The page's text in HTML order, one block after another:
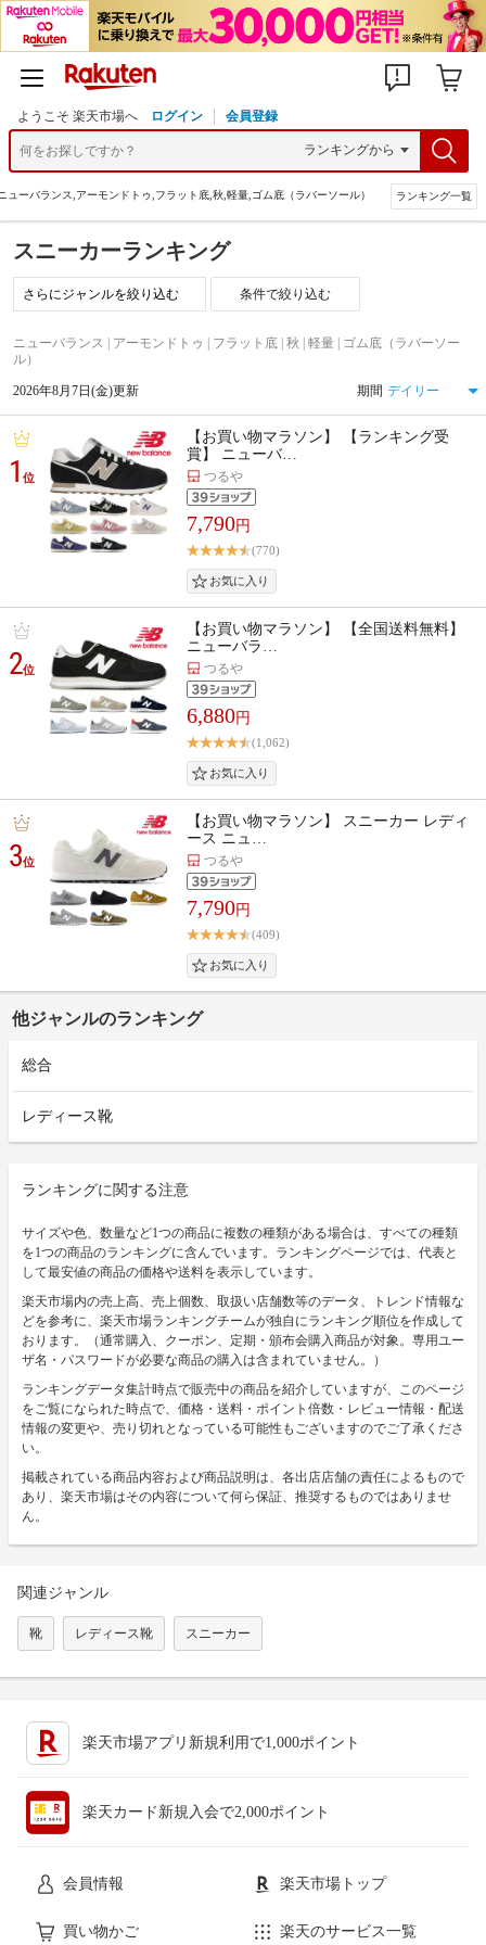
ようこそ 楽天市場へ ログイン 会員登録
ューバランス,アーモンドトゥ,フラット底,秋,軽量,ゴム底（ラバーソール） ランキング一覧
スニーカーランキング
条件で絞り込む
ニューバランス | アーモンドトゥ | フラット底 | 秋 | 軽量 | ゴム底（ラバーソー
ル）
2026年8月7日(金)更新 期間
1位
【お買い物マラソン】 【ランキング受
賞】 ニューバ…
つるや
7,790円
(770)
2位
【お買い物マラソン】 【全国送料無料】
ニューバラ…
つるや
6,880円
(1,062)
3位
【お買い物マラソン】 スニーカー レディ
ース ニュ…
つるや
7,790円
(409)
他ジャンルのランキング
総合
レディース靴
ランキングに関する注意
サイズや色、数量など1つの商品に複数の種類がある場合は、すべての種類
を1つの商品のランキングに含んでいます。ランキングページでは、代表と
して最安値の商品の価格や送料を表示しています。
楽天市場内の売上高、売上個数、取扱い店舗数等のデータ、トレンド情報な
どを参考に、楽天市場ランキングチームが独自にランキング順位を作成して
おります。（通常購入、クーポン、定期・頒布会購入商品が対象。専用ユー
ザ名・パスワードが必要な商品の購入は含まれていません。）
ランキングデータ集計時点で販売中の商品を紹介していますが、このページ
をご覧になられた時点で、価格・送料・ポイント倍数・レビュー情報・配送
情報の変更や、売り切れとなっている可能性もございますのでご了承くださ
い。
掲載されている商品内容および商品説明は、各出店店舗の責任によるもので
あり、楽天市場はその内容について何ら保証、推奨するものではありませ
ん。
関連ジャンル
靴 レディース靴 スニーカー
楽天市場アプリ新規利用で1,000ポイント
楽天カード新規入会で2,000ポイント
会員情報 楽天市場トップ
買い物かご 楽天のサービス一覧